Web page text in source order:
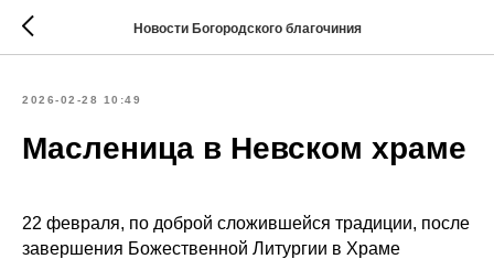
Новости Богородского благочиния
2026-02-28 10:49
Масленица в Невском храме
22 февраля, по доброй сложившейся традиции, после
завершения Божественной Литургии в Храме